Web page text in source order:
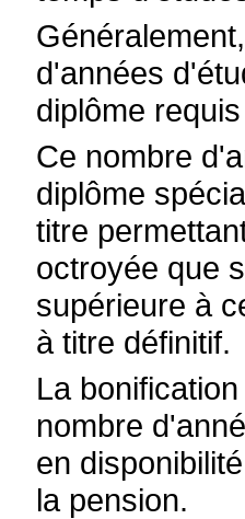
d'années
diplôme
Ce nombre
diplôme
titre
octroyée que
supérieure à
à titre définitif.
La
nombre
en
la pension.